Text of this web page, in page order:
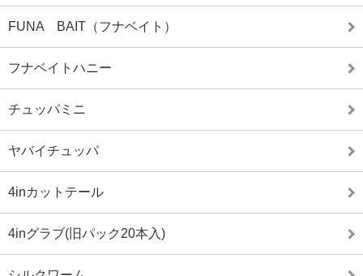
FUNA BAIT（フナベイト）
フナベイトハニー
チュッパミニ
ヤバイチュッパ
4inカットテール
4inグラブ(旧パック20本入)